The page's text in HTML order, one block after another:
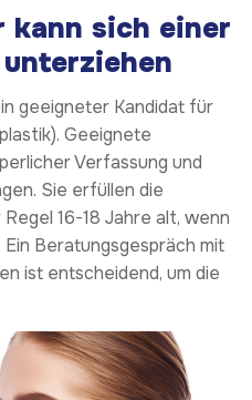
kann sich einer
geeigneter Kandidat für
Geeignete
Verfassung und
Sie erfüllen die
16-18 Jahre alt, wenn
Beratungsgespräch mit
ist entscheidend, um die